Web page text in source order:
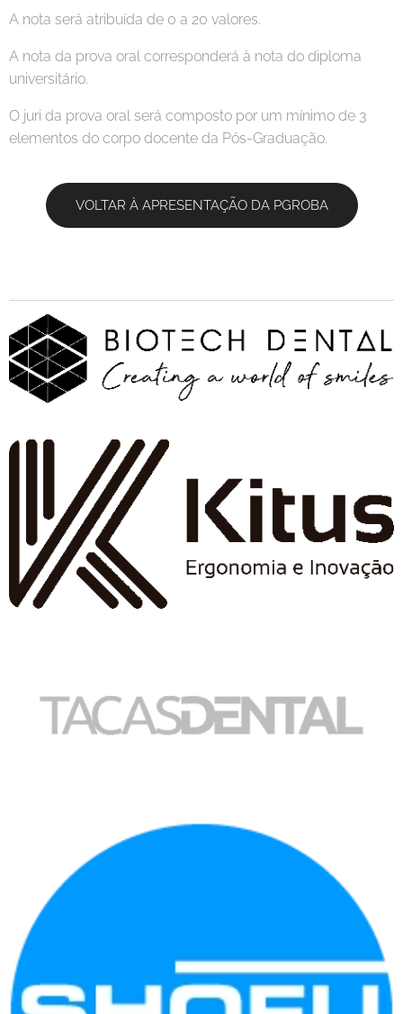
A nota será atribuída de 0 a 20 valores.
A nota da prova oral corresponderá à nota do diploma
universitário.
O juri da prova oral será composto por um mínimo de 3
elementos do corpo docente da Pós-Graduação.
VOLTAR À APRESENTAÇÃO DA PGROBA